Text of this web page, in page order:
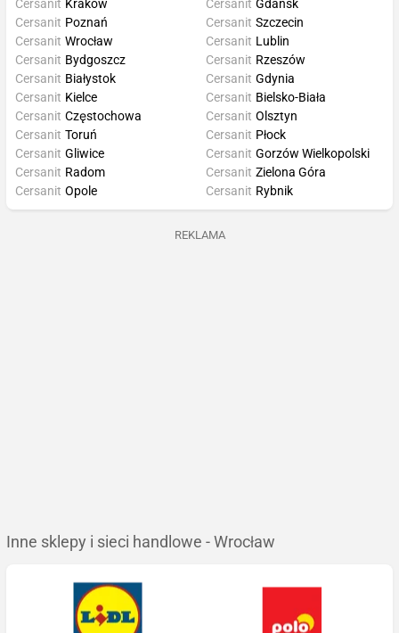
Cersanit Kraków
Cersanit Poznań
Cersanit Wrocław
Cersanit Gdańsk
Cersanit Szczecin
Cersanit Lublin
Cersanit Bydgoszcz
Cersanit Białystok
Cersanit Kielce
Cersanit Częstochowa
Cersanit Rzeszów
Cersanit Gdynia
Cersanit Bielsko-Biała
Cersanit Olsztyn
Cersanit Toruń
Cersanit Gliwice
Cersanit Radom
Cersanit Opole
Cersanit Płock
Cersanit Gorzów Wielkopolski
Cersanit Zielona Góra
Cersanit Rybnik
REKLAMA
Inne sklepy i sieci handlowe - Wrocław